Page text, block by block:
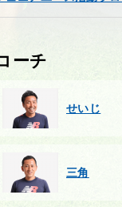
ーチ
せいじ
三角